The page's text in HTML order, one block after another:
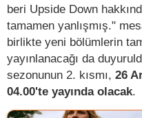
beri Upside Down
tamamen yanlışmış."
birlikte yeni bölümlerin
yayınlanacağı da
sezonunun 2. kısmı, 26
04.00'te yayında olacak.